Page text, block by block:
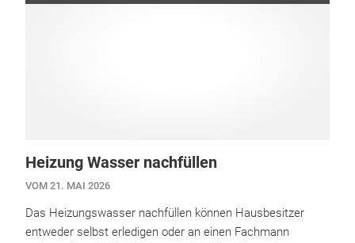
Heizung Wasser nachfüllen
VOM 21. MAI 2026
Das Heizungswasser nachfüllen können Hausbesitzer
entweder selbst erledigen oder an einen Fachmann